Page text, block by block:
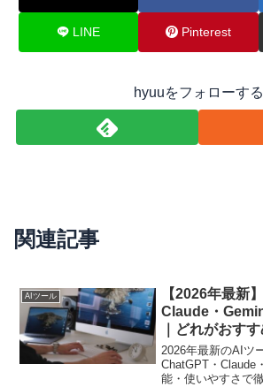
LINE Pinterest
hyuuをフォローする
関連記事
AIツール
【2026年最新
Claude・
｜どれがおす
解説
2026年最新のAIツ
ChatGPT・Claude
能・使いやすさで